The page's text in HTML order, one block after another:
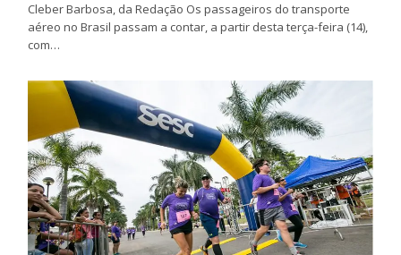
Cleber Barbosa, da Redação Os passageiros do transporte
aéreo no Brasil passam a contar, a partir desta terça-feira (14),
com…